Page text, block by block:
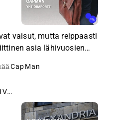
vaisut, mutta reippaasti
asia lähivuosien
on osake halpa.
CapMan
Sauli Vilén